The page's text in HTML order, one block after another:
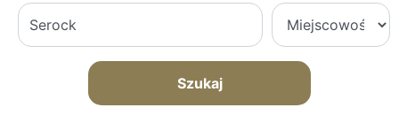
Szukaj